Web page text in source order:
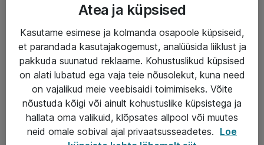
Haldusteenused
Garantii
Turva- ja nõrkvoolulahendused
AS ATEA
+372 659 3591
Atea ja küpsised
Kasutame esimese ja kolmanda osapoole küpsiseid,
et parandada kasutajakogemust, analüüsida liiklust ja
pakkuda suunatud reklaame. Kohustuslikud küpsised
on alati lubatud ega vaja teie nõusolekut, kuna need
on vajalikud meie veebisaidi toimimiseks. Võite
nõustuda kõigi või ainult kohustuslike küpsistega ja
hallata oma valikuid, klõpsates allpool või muutes
neid omale sobival ajal privaatsusseadetes. Loe